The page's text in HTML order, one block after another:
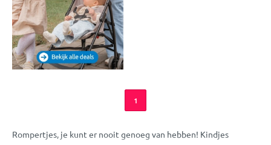
1
Rompertjes, je kunt er nooit genoeg van hebben! Kindjes